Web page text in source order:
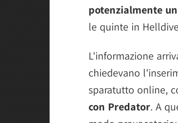
potenzialmente
le quinte in
L'informazione
chiedevano
sparatutto online,
con Predator. A